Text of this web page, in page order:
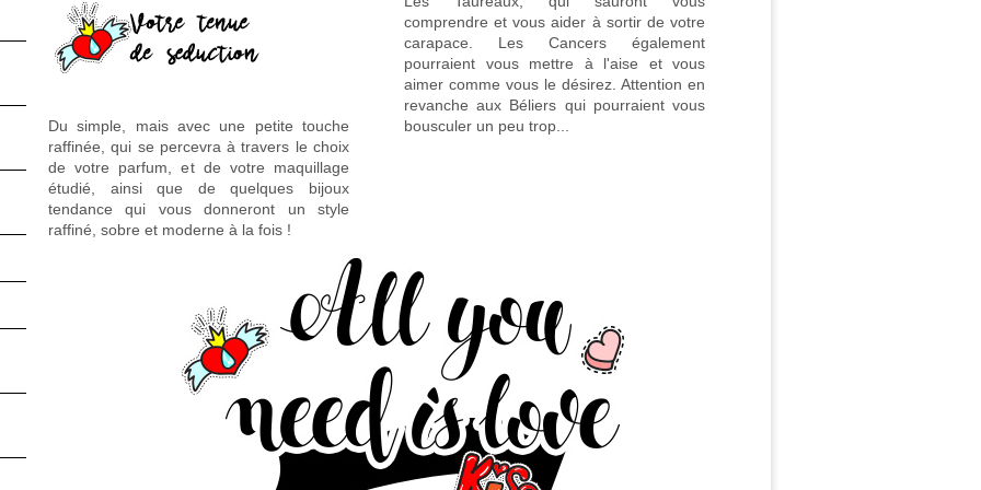
Du simple, mais avec une petite touche
raffinée, qui se percevra à travers le choix
de votre parfum, et de votre maquillage
étudié, ainsi que de quelques bijoux
tendance qui vous donneront un style
raffiné, sobre et moderne à la fois !
comprendre et vous aider à sortir de votre
carapace. Les Cancers également
pourraient vous mettre à l'aise et vous
aimer comme vous le désirez. Attention en
revanche aux Béliers qui pourraient vous
bousculer un peu trop...